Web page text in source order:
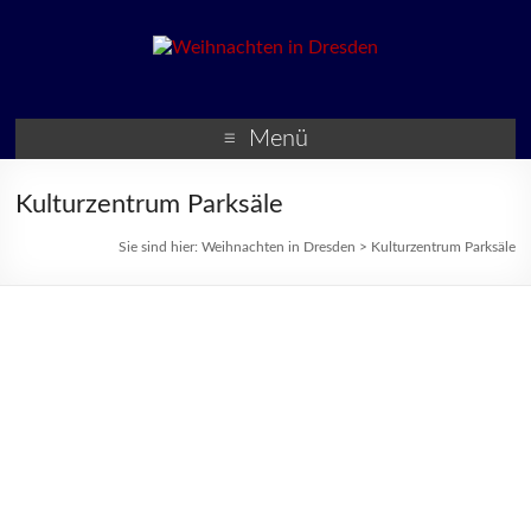
Veranstaltungen zur
Weihnachtszeit
Menü
Kulturzentrum Parksäle
Sie sind hier: Weihnachten in Dresden > Kulturzentrum Parksäle